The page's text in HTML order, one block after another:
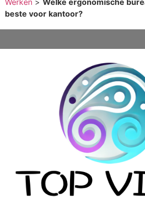
beste voor kantoor?